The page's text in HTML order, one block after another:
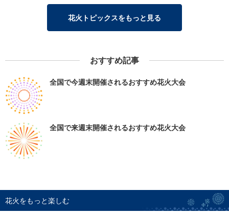
花火トピックスをもっと見る
おすすめ記事
全国で今週末開催されるおすすめ花火大会
全国で来週末開催されるおすすめ花火大会
花火をもっと楽しむ